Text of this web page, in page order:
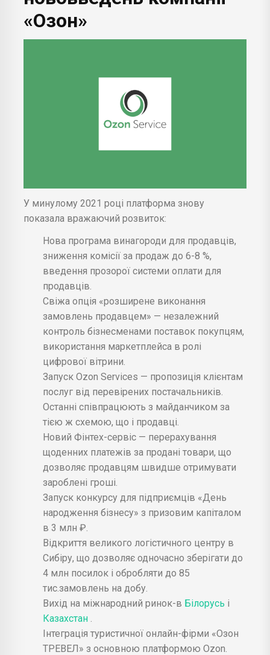
«Озон»
У минулому 2021 році платформа знову
показала вражаючий розвиток:
Нова програма винагороди для продавців,
зниження комісії за продаж до 6-8 %,
введення прозорої системи оплати для
продавців.
Свіжа опція «розширене виконання
замовлень продавцем» — незалежний
контроль бізнесменами поставок покупцям,
використання маркетплейса в ролі
цифрової вітрини.
Запуск Ozon Services — пропозиція клієнтам
послуг від перевірених постачальників.
Останні співпрацюють з майданчиком за
тією ж схемою, що і продавці.
Новий Фінтех-сервіс — перерахування
щоденних платежів за продані товари, що
дозволяє продавцям швидше отримувати
зароблені гроші.
Запуск конкурсу для підприємців «День
народження бізнесу» з призовим капіталом
в 3 млн ₽.
Відкриття великого логістичного центру в
Сибіру, що дозволяє одночасно зберігати до
4 млн посилок і обробляти до 85
тис.замовлень на добу.
Вихід на міжнародний ринок-в Білорусь і
Казахстан .
Інтеграція туристичної онлайн-фірми «Озон
ТРЕВЕЛ» з основною платформою Ozon.